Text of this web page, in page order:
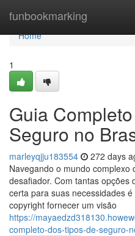
funbookmarking
Home
Home
1
Guia
Seguro no
marleyqjju183554 272 days
Navegando o mundo
desafiador. Com tantas opções
certa para suas necessidades
copyright fornecer um visão
https://
completo-dos-tipos-de-seguro-